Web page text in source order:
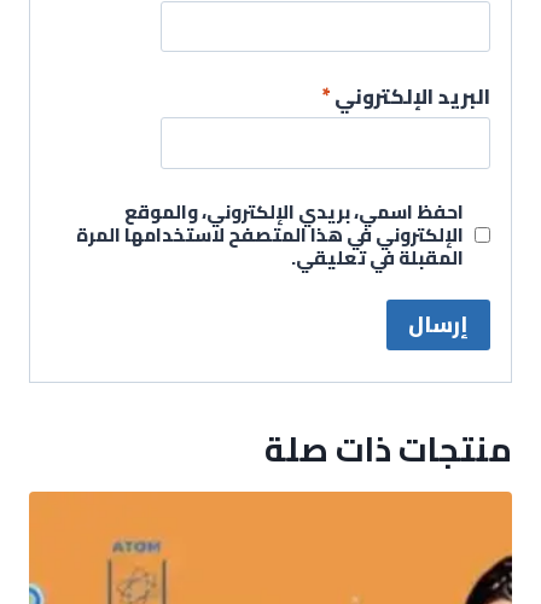
البريد الإلكتروني*
احفظ اسمي، بريدي الإلكتروني، والموقع
الإلكتروني في هذا المتصفح لاستخدامها المرة
المقبلة في تعليقي.
منتجات ذات صلة